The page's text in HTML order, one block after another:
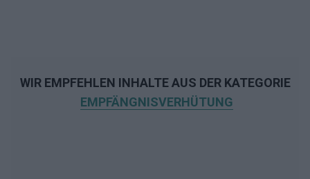
WIR EMPFEHLEN INHALTE AUS DER KATEGORIE
EMPFÄNGNISVERHÜTUNG